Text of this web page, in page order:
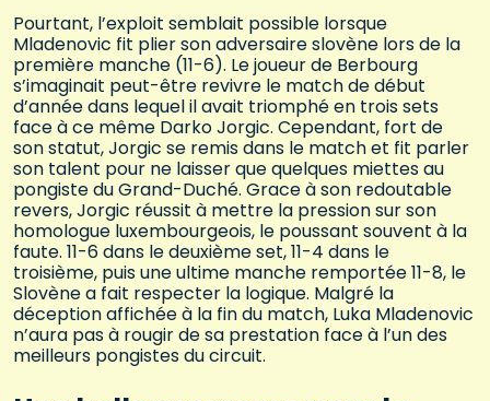
Pourtant, l’exploit semblait possible lorsque
Mladenovic fit plier son adversaire slovène lors de la
première manche (11-6). Le joueur de Berbourg
s’imaginait peut-être revivre le match de début
d’année dans lequel il avait triomphé en trois sets
face à ce même Darko Jorgic. Cependant, fort de
son statut, Jorgic se remis dans le match et fit parler
son talent pour ne laisser que quelques miettes au
pongiste du Grand-Duché. Grace à son redoutable
revers, Jorgic réussit à mettre la pression sur son
homologue luxembourgeois, le poussant souvent à la
faute. 11-6 dans le deuxième set, 11-4 dans le
troisième, puis une ultime manche remportée 11-8, le
Slovène a fait respecter la logique. Malgré la
déception affichée à la fin du match, Luka Mladenovic
n’aura pas à rougir de sa prestation face à l’un des
meilleurs pongistes du circuit.